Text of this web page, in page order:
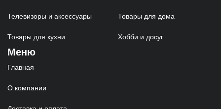
Телевизоры и аксессуары Товары для дома
Товары для кухни Хобби и досуг
Меню
Главная
О компании